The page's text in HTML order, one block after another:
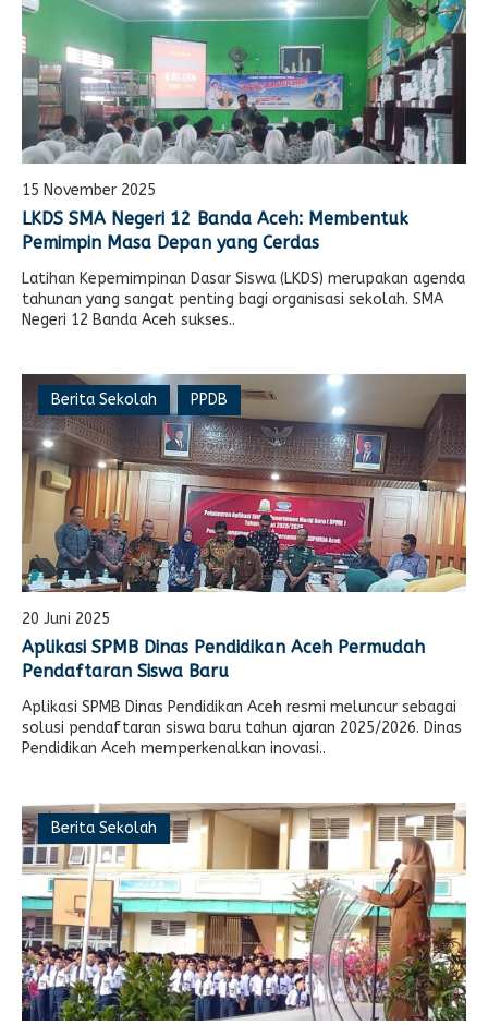
15 November 2025
LKDS SMA Negeri 12 Banda Aceh: Membentuk
Pemimpin Masa Depan yang Cerdas
Latihan Kepemimpinan Dasar Siswa (LKDS) merupakan agenda
tahunan yang sangat penting bagi organisasi sekolah. SMA
Negeri 12 Banda Aceh sukses..
Berita Sekolah PPDB
20 Juni 2025
Aplikasi SPMB Dinas Pendidikan Aceh Permudah
Pendaftaran Siswa Baru
Aplikasi SPMB Dinas Pendidikan Aceh resmi meluncur sebagai
solusi pendaftaran siswa baru tahun ajaran 2025/2026. Dinas
Pendidikan Aceh memperkenalkan inovasi..
Berita Sekolah